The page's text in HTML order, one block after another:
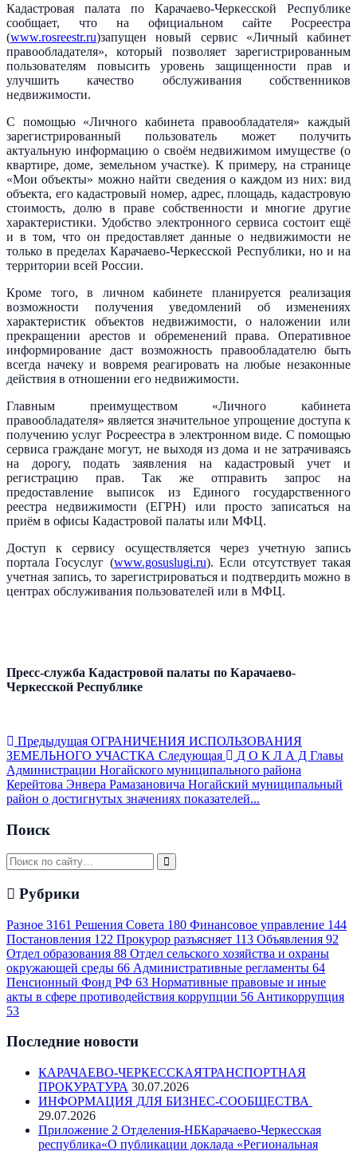
Кадастровая палата по Карачаево-Черкесской Республике
сообщает, что на официальном сайте Росреестра
(www.rosreestr.ru)запущен новый сервис «Личный кабинет
правообладателя», который позволяет зарегистрированным
пользователям повысить уровень защищенности прав и
улучшить качество обслуживания собственников
недвижимости.
С помощью «Личного кабинета правообладателя» каждый
зарегистрированный пользователь может получить
актуальную информацию о своём недвижимом имуществе (о
квартире, доме, земельном участке). К примеру, на странице
«Мои объекты» можно найти сведения о каждом из них: вид
объекта, его кадастровый номер, адрес, площадь, кадастровую
стоимость, долю в праве собственности и многие другие
характеристики. Удобство электронного сервиса состоит ещё
и в том, что он предоставляет данные о недвижимости не
только в пределах Карачаево-Черкесской Республики, но и на
территории всей России.
Кроме того, в личном кабинете планируется реализация
возможности получения уведомлений об изменениях
характеристик объектов недвижимости, о наложении или
прекращении арестов и обременений права. Оперативное
информирование даст возможность правообладателю быть
всегда начеку и вовремя реагировать на любые незаконные
действия в отношении его недвижимости.
Главным преимуществом «Личного кабинета
правообладателя» является значительное упрощение доступа к
получению услуг Росреестра в электронном виде. С помощью
сервиса граждане могут, не выходя из дома и не затрачиваясь
на дорогу, подать заявления на кадастровый учет и
регистрацию прав. Так же отправить запрос на
предоставление выписок из Единого государственного
реестра недвижимости (ЕГРН) или просто записаться на
приём в офисы Кадастровой палаты или МФЦ.
Доступ к сервису осуществляется через учетную запись
портала Госуслуг (www.gosuslugi.ru). Если отсутствует такая
учетная запись, то зарегистрироваться и подтвердить можно в
центрах обслуживания пользователей или в МФЦ.
Пресс-служба Кадастровой палаты по Карачаево-
Черкесской Республике
Предыдущая ОГРАНИЧЕНИЯ ИСПОЛЬЗОВАНИЯ
ЗЕМЕЛЬНОГО УЧАСТКА Следующая
Д О К Л А Д Главы
Администрации Ногайского муниципального района
Керейтова Энвера Рамазановича Ногайский муниципальный
район о достигнутых значениях показателей...
Поиск
Рубрики
Разное 3161 Решения Совета 180 Финансовое управление 144
Постановления 122 Прокурор разъясняет 113 Объявления 92
Отдел образования 88 Отдел сельского хозяйства и охраны
окружающей среды 66 Административные регламенты 64
Пенсионный Фонд РФ 63 Нормативные правовые и иные
акты в сфере противодействия коррупции 56 Антикоррупция
53
Последние новости
КАРАЧАЕВО-ЧЕРКЕССКАЯТРАНСПОРТНАЯ
ПРОКУРАТУРА 30.07.2026
ИНФОРМАЦИЯ ДЛЯ БИЗНЕС-СООБЩЕСТВА
29.07.2026
Приложение 2 Отделения-НБКарачаево-Черкесская
республика«О публикации доклада «Региональная